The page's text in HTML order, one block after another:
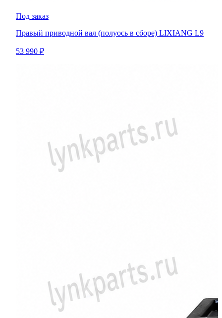
Под заказ
Правый приводной вал (полуось в сборе) LIXIANG L9
53 990 ₽